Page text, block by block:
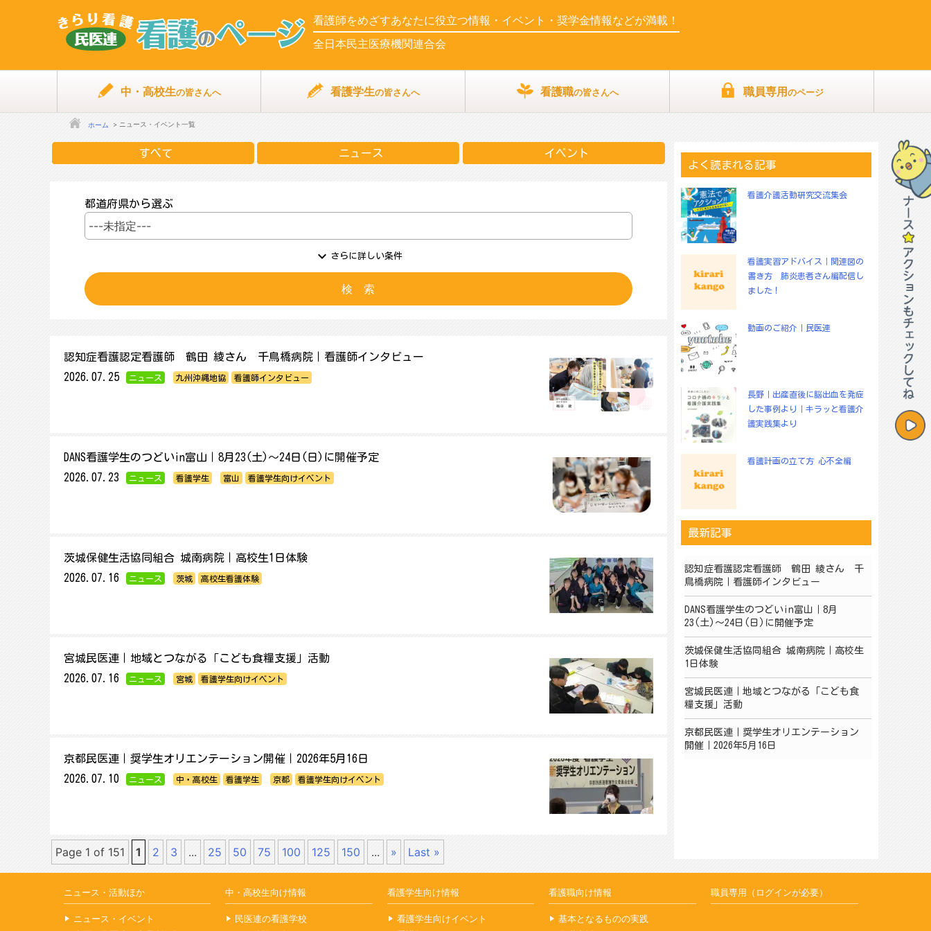
看護師をめざすあなたに役立つ情報・イベント・奨学金情報などが満載！
全日本民主医療機関連合会
中・高校生の皆さんへ 看護学生の皆さんへ 看護職の皆さんへ 職員専用 のページ
ホーム ニュース・イベント一覧
すべて ニュース イベント
都道府県から選ぶ
expand_more さらに詳しい条件
認知症看護認定看護師 鶴田 綾さん 千鳥橋病院｜看護師インタビュー
2026.07.25
ニュース 九州沖縄地協 看護師インタビュー
DANS看護学生のつどいin富山｜8月23(土)～24日(日)に開催予定
2026.07.23
ニュース 看護学生 富山 看護学生向けイベント
茨城保健生活協同組合 城南病院｜高校生1日体験
2026.07.16
ニュース 茨城 高校生看護体験
宮城民医連｜地域とつながる「こども食糧支援」活動
2026.07.16
ニュース 宮城 看護学生向けイベント
京都民医連｜奨学生オリエンテーション開催｜2026年5月16日
2026.07.10
ニュース 中・高校生 看護学生 京都 看護学生向けイベント
Page 1 of 151 1 2 3 ... 25 50 75 100 125 150 ... » Last »
よく読まれる記事
看護介護活動研究交流集会
看護実習アドバイス｜関連図の
書き方 肺炎患者さん編配信し
ました！
動画のご紹介｜民医連
長野｜出産直後に脳出血を発症
した事例より｜キラッと看護介
護実践集より
看護計画の立て方 心不全編
最新記事
認知症看護認定看護師 鶴田 綾さん 千
鳥橋病院｜看護師インタビュー
DANS看護学生のつどいin富山｜8月
23(土)～24日(日)に開催予定
茨城保健生活協同組合 城南病院｜高校生
1日体験
宮城民医連｜地域とつながる「こども食
糧支援」活動
京都民医連｜奨学生オリエンテーション
開催｜2026年5月16日
ニュース・活動ほか
ニュース・イベント
中・高校生向け情報
民医連の看護学校
看護学生向け情報
看護学生向けイベント
看護職向け情報
基本となるものの実践
職員専用（ログインが必要）